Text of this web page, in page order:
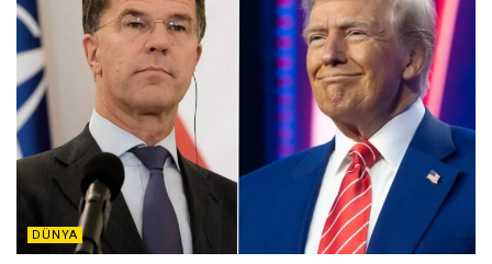
DÜNYA